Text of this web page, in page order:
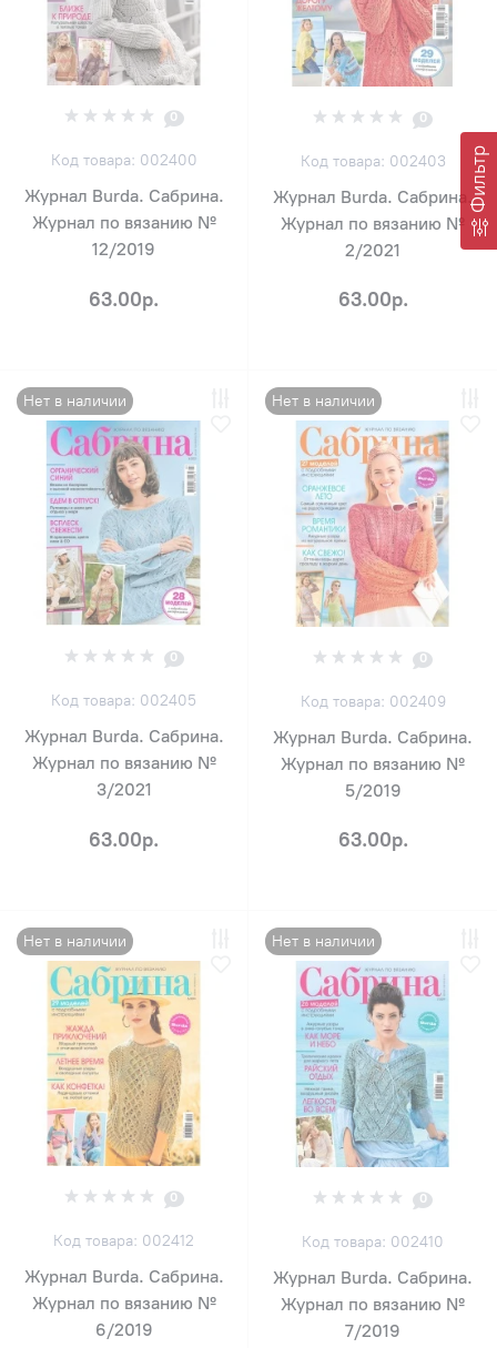
Фильтр
0
Код товара: 002400
Журнал Burda. Сабрина.
Журнал по вязанию №
12/2019
63.00р.
0
Код товара: 002403
Журнал Burda. Сабрина.
Журнал по вязанию №
2/2021
63.00р.
Нет в наличии
0
Код товара: 002405
Журнал Burda. Сабрина.
Журнал по вязанию №
3/2021
63.00р.
Нет в наличии
0
Код товара: 002409
Журнал Burda. Сабрина.
Журнал по вязанию №
5/2019
63.00р.
Нет в наличии
0
Код товара: 002412
Журнал Burda. Сабрина.
Журнал по вязанию №
6/2019
Нет в наличии
0
Код товара: 002410
Журнал Burda. Сабрина.
Журнал по вязанию №
7/2019